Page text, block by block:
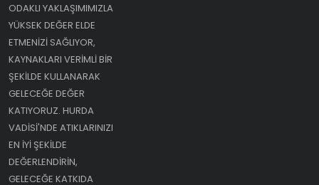
ODAKLI YAKLAŞIMIMIZLA
YÜKSEK DEĞER ELDE
ETMENIZI SAĞLIYOR,
KAYNAKLARI VERIMLI BIR
ŞEKILDE KULLANARAK
GELECEĞE DEĞER
KATIYORUZ. HURDA
VADISI'NDE ATIKLARINIZI
EN IYI ŞEKILDE
DEĞERLENDIRIN,
GELECEĞE KATKIDA